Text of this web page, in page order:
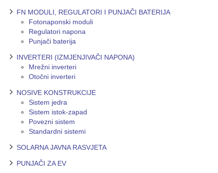
FN MODULI, REGULATORI I PUNJAČI BATERIJA
Fotonaponski moduli
Regulatori napona
Punjači baterija
INVERTERI (IZMJENJIVAČI NAPONA)
Mrežni inverteri
Otočni inverteri
NOSIVE KONSTRUKCIJE
Sistem jedra
Sistem istok-zapad
Povezni sistem
Standardni sistemi
SOLARNA JAVNA RASVJETA
PUNJAČI ZA EV